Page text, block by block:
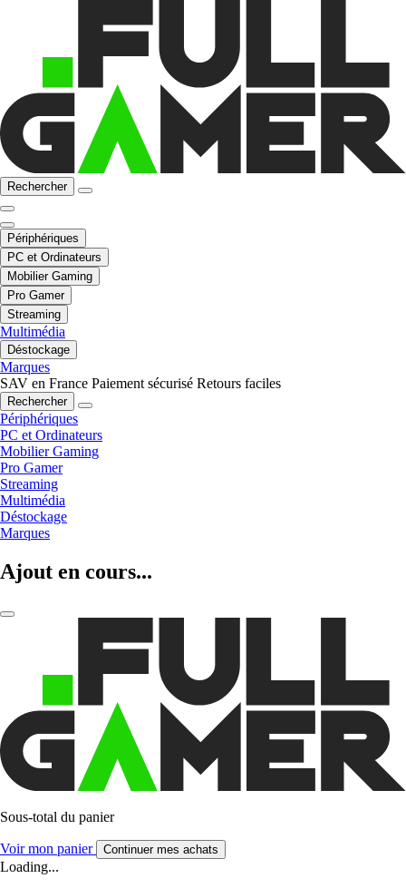
Rechercher
Périphériques
PC et Ordinateurs
Mobilier Gaming
Pro Gamer
Streaming
Multimédia
Déstockage
Marques
SAV en France Paiement sécurisé Retours faciles
Rechercher
Périphériques
PC et Ordinateurs
Mobilier Gaming
Pro Gamer
Streaming
Multimédia
Déstockage
Marques
Ajout en cours...
Sous-total du panier
Voir mon panier Continuer mes achats
Loading...